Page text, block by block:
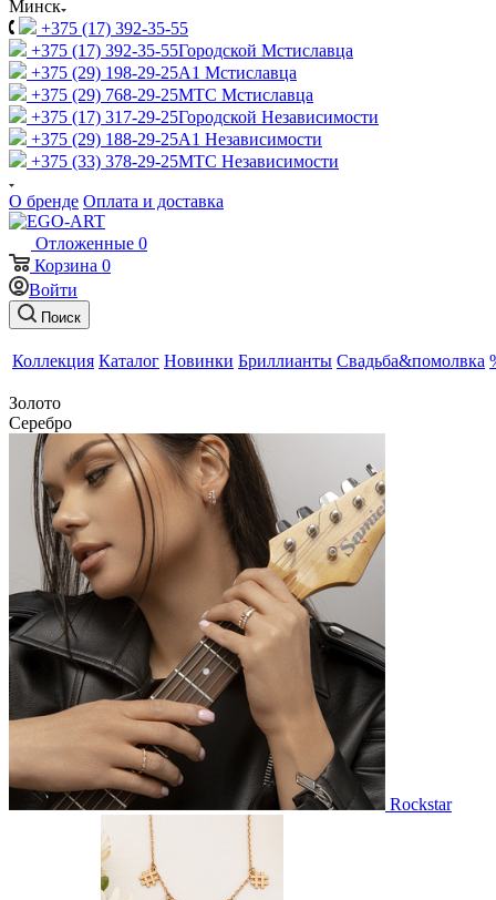
Минск
+375 (17) 392-35-55
+375 (17) 392-35-55Городской Мстиславца
+375 (29) 198-29-25A1 Мстиславца
+375 (29) 768-29-25МТС Мстиславца
+375 (17) 317-29-25Городской Независимости
+375 (29) 188-29-25A1 Независимости
+375 (33) 378-29-25МТС Независимости
О бренде Оплата и доставка
Отложенные 0
Корзина 0
Войти
Поиск
Коллекция Каталог Новинки Бриллианты Свадьба&помолвка
Золото
Серебро
Rockstar